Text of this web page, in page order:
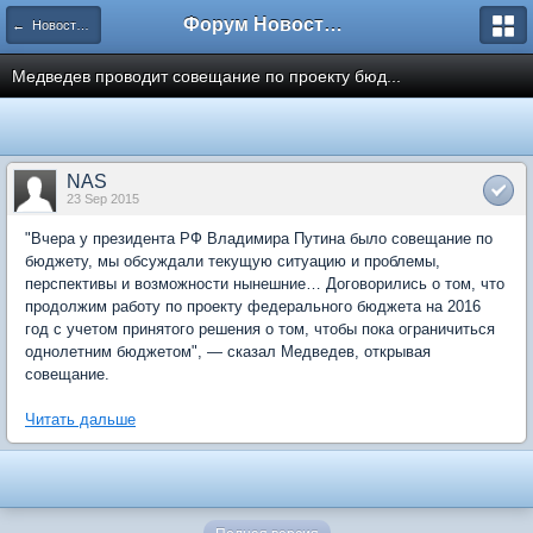
← Новости рынка недвижимости Форум Новостройки
Медведев проводит совещание по проекту бюд...
NAS
23 Sep 2015
"Вчера у президента РФ Владимира Путина было совещание по
бюджету, мы обсуждали текущую ситуацию и проблемы,
перспективы и возможности нынешние… Договорились о том, что
продолжим работу по проекту федерального бюджета на 2016
год с учетом принятого решения о том, чтобы пока ограничиться
однолетним бюджетом", — сказал Медведев, открывая
совещание.
Читать дальше